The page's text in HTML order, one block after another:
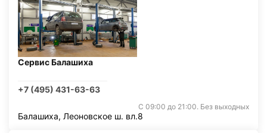
Сервис Балашиха
+7 (495) 431-63-63
С 09:00 до 21:00. Без выходных
Балашиха, Леоновское ш. вл.8